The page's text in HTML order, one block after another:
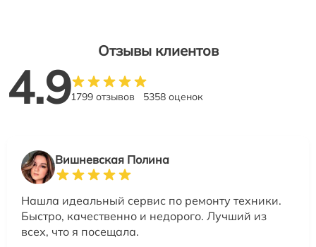
Отзывы клиентов
4.91799 отзывов 5358 оценок
Вишневская Полина
Нашла идеальный сервис по ремонту техники.
Быстро, качественно и недорого. Лучший из
всех, что я посещала.